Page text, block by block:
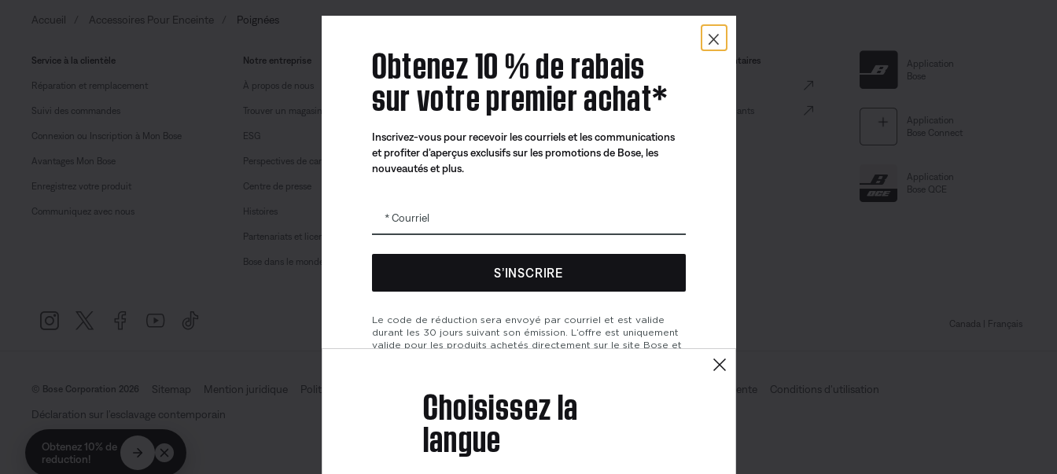
Accueil Accessoires Pour Enceinte Poignées
Service à la clientèle
Réparation et remplacement
Suivi des commandes
Connexion ou Inscription à Mon Bose
Avantages Mon Bose
Enregistrez votre produit
Communiquez avec nous
Notre entreprise
À propos de nous
Trouver un magasin
ESG
Perspectives de carrière
Centre de presse
Histoires
Partenariats et licences
Bose dans le monde
Offres
Programme de groupe ID.me
Les cadeaux d’entreprise
Programme pour les partenaires et les
Produits remis à neuf certifiés
Liens supplémentaires
Portail des détaillants
Application
Bose
Application
Bose Connect
Application
Bose QCE
Canada | Français
© Bose Corporation 2026 Sitemap Mention juridique Politique de confidentialité Conditions générales de vente
Conditions d'utilisation
Déclaration sur l’esclavage contemporain
×
Obtenez 10 % de rabais
sur votre premier achat*
Inscrivez-vous pour recevoir les courriels et les communications
et profiter d’aperçus exclusifs sur les promotions de Bose, les
nouveautés et plus.
Courriel
S’INSCRIRE
Le code de réduction sera envoyé par courriel et est valide
durant les 30 jours suivant son émission. L’offre est uniquement
valide pour les produits achetés directement sur le site Bose et
de l’achat. La valeur maximale du rabais ne peut excéder $100.
Les produits de Bose Aviation, les produits remis à neuf et les
produits de nos partenaires sont exclus de cette offre. Lire la
version complète des conditions générales. Cette offre peut
être modifiée sans préavis. Vous pouvez vous désinscrire de
notre bulletin électronique à tout moment. Veuillez prendre
Choisissez la
langue
Obtenez 10% de
reduction!